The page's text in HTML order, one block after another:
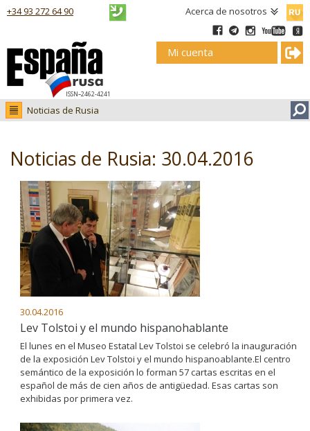
Acerca de nosotros
ISSN–2462-4241
+34 93 272 64 90
Mi cuenta
Noticias de Rusia
Noticias de Rusia
Ruso.tv
Noticias de Rusia: 30.04.2016
30.04.2016
Lev Tolstoi y el mundo hispanohablante
El lunes en el Museo Estatal Lev Tolstoi se celebró la inauguración
de la exposición Lev Tolstoi y el mundo hispanoablante.El centro
semántico de la exposición lo forman 57 cartas escritas en el
español de más de cien años de antigüedad. Esas cartas son
exhibidas por primera vez.